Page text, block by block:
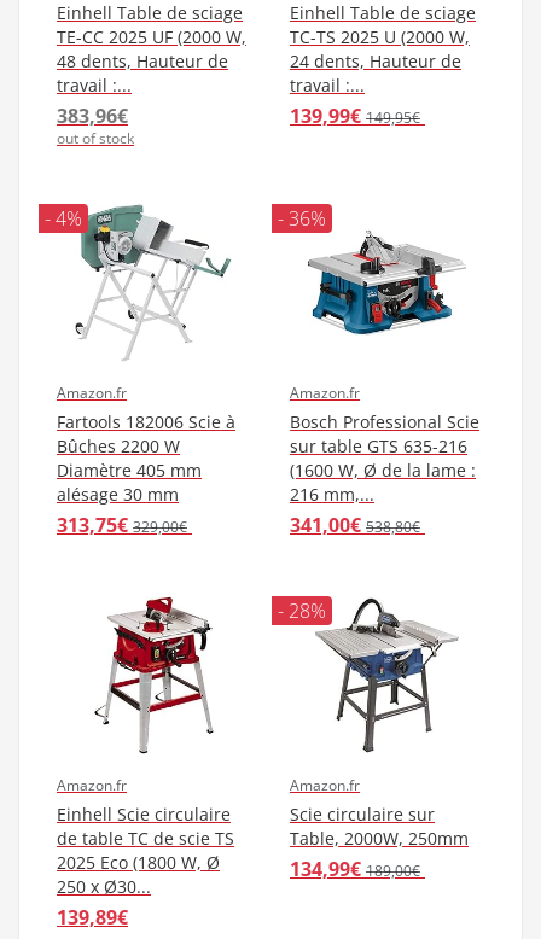
Einhell Table de sciage
TE-CC 2025 UF (2000 W,
48 dents, Hauteur de
travail :...
383,96€
out of stock
Einhell Table de sciage
TC-TS 2025 U (2000 W,
24 dents, Hauteur de
travail :...
139,99€ 149,95€
- 4%
Amazon.fr
Fartools 182006 Scie à
Bûches 2200 W
Diamètre 405 mm
alésage 30 mm
313,75€ 329,00€
- 36%
Amazon.fr
Bosch Professional Scie
sur table GTS 635-216
(1600 W, Ø de la lame :
216 mm,...
341,00€ 538,80€
Amazon.fr
Einhell Scie circulaire
de table TC de scie TS
2025 Eco (1800 W, Ø
250 x Ø30...
139,89€
- 28%
Amazon.fr
Scie circulaire sur
Table, 2000W, 250mm
134,99€ 189,00€